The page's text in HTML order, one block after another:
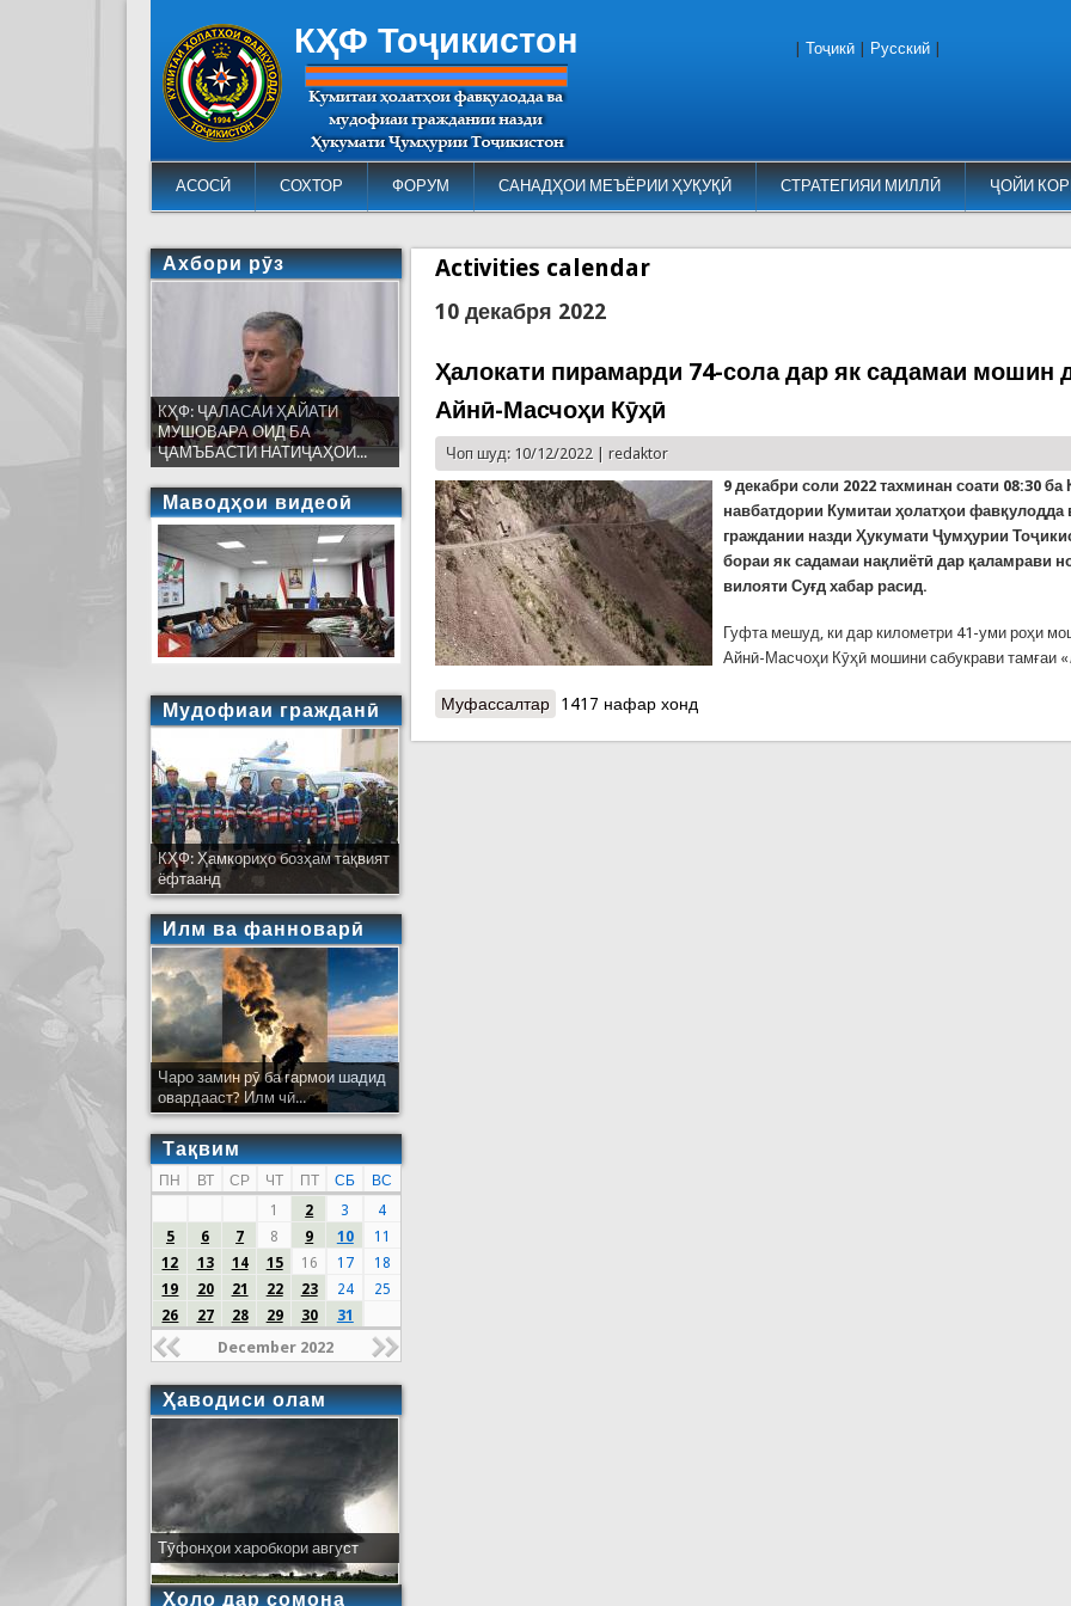
КҲФ Тоҷикистон
АСОСӢ СОХТОР ФОРУМ САНАДҲОИ МЕЪЁРИИ ҲУҚУҚӢ СТРАТЕГИЯИ МИЛЛӢ ҶОЙИ
Тоҷикӣ Русский
Activities calendar
10 декабря 2022
Ҳалокати пирамарди 74-сола дар як садамаи мошин
Айнӣ-Масчоҳи Кӯҳӣ
Чоп шуд: 10/12/2022 |redaktor
9 декабри соли 2022тахминан соати 08:30ба
навбатдории Кумитаи ҳолатҳои
граждании назди Ҳукумати Ҷумҳурии
бораи як садамаи нақлиётӣ дар қаламрави
вилояти Суғд хабар расид.
Гуфта мешуд, ки дар километри 41-уми роҳи
Айнӣ-Масчоҳи Кӯҳӣ мошини сабукрави тамғаи «
Муфассалтар о Ҳалокати пирамарди 74-сола дар як садамаи мошин дар роҳи
1417 нафар хонд
Ахбори рӯз
КҲФ: ҶАЛАСАИ ҲАЙАТИ
МУШОВАРА ОИД БА
ҶАМЪБАСТИ НАТИҶАҲОИ...
Маводҳои видеоӣ
Мудофиаи гражданӣ
КҲФ: Ҳамкориҳо бозҳам тақвият
ёфтаанд
Илм ва фанноварӣ
Чаро замин рӯ ба гармои шадид
овардааст? Илм чӣ...
Тақвим
ПН ВТ СР ЧТ ПТ СБ
ВС
1
2 3
4
5
6 7 8 9 10
11
12
13 14 15 16 17
18
19
20 21 22 23 24
25
26
27 28 29 30 31
December 2022
Ҳаводиси олам
Тӯфонҳои харобкори август
Ҳоло дар сомона